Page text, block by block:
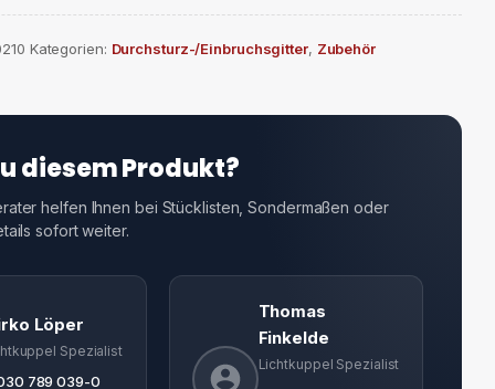
Kategorien: Durchsturz-/Einbruchsgitter, Zubehör
diesem Produkt?
helfen Ihnen bei Stücklisten, Sondermaßen oder
sofort weiter.
Löper
Spezialist
789 039-0
Thomas
Finkelde
Lichtkuppel Spezialist